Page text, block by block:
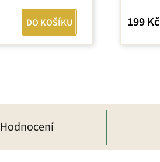
DO KOŠÍKU 199 Kč
Hodnocení